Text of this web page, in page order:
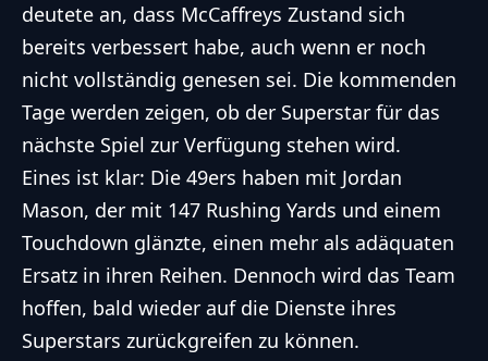
deutete an, dass McCaffreys Zustand sich
bereits verbessert habe, auch wenn er noch
nicht vollständig genesen sei. Die kommenden
Tage werden zeigen, ob der Superstar für das
nächste Spiel zur Verfügung stehen wird.
Eines ist klar: Die 49ers haben mit Jordan
Mason, der mit 147 Rushing Yards und einem
Touchdown glänzte, einen mehr als adäquaten
Ersatz in ihren Reihen. Dennoch wird das Team
hoffen, bald wieder auf die Dienste ihres
Superstars zurückgreifen zu können.